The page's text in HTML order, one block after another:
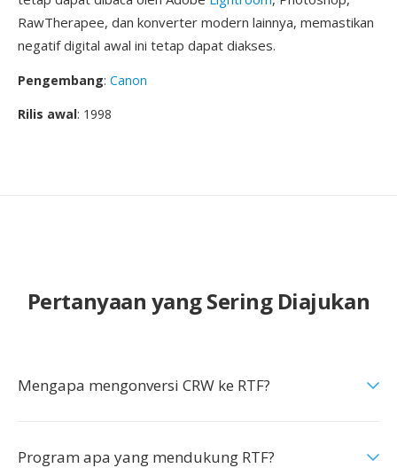
RawTherapee, dan konverter modern lainnya, memastikan
negatif digital awal ini tetap dapat diakses.
Pengembang: Canon
Rilis awal: 1998
Pertanyaan yang Sering Diajukan
Mengapa mengonversi CRW ke RTF?
Program apa yang mendukung RTF?